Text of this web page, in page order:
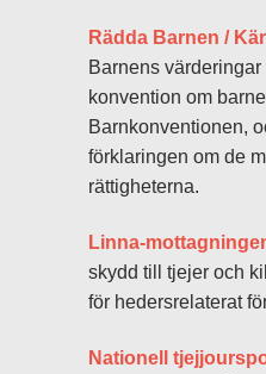
Rädda Barnen /
Barnens
konvention om
Barnkonventionen,
förklaringen om de
rättigheterna.
Linna-
skydd till tjejer och
för hedersrelaterat
Nationell